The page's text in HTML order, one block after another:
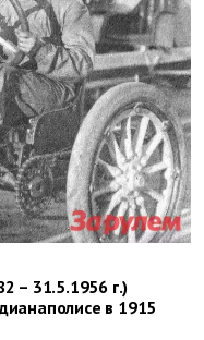
– 31.5.1956 г.)
в 1915